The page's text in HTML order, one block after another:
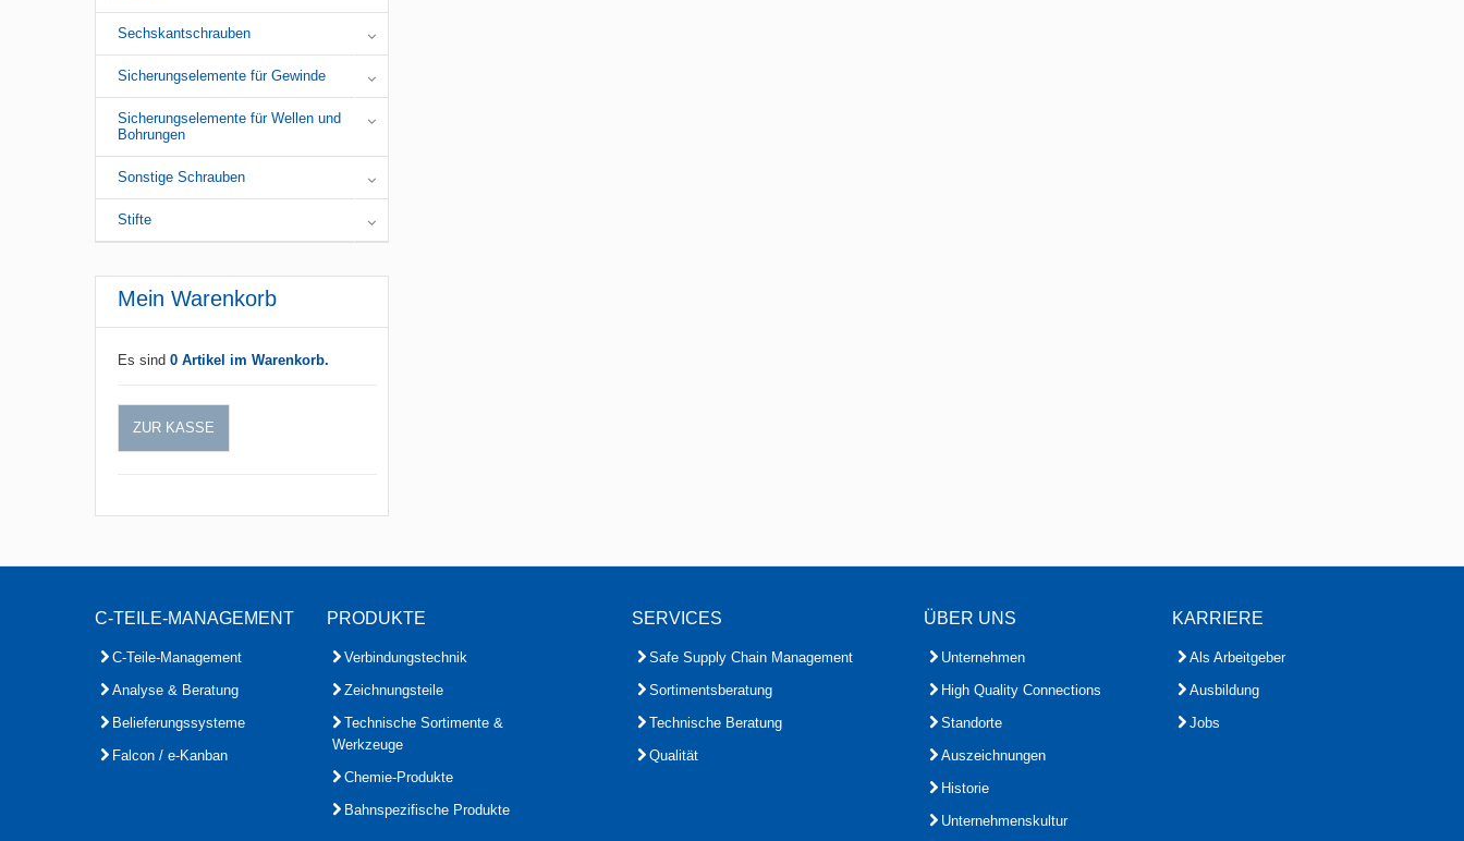
Sechskantschrauben
Sicherungselemente für Gewinde
Sicherungselemente für Wellen und
Bohrungen
Sonstige Schrauben
Stifte
Mein Warenkorb
Es sind 0 Artikel im Warenkorb.
ZUR KASSE
C-TEILE-MANAGEMENT
C-Teile-Management
Analyse & Beratung
Belieferungssysteme
Falcon / e-Kanban
PRODUKTE
Verbindungstechnik
Zeichnungsteile
Technische Sortimente &
Werkzeuge
Chemie-Produkte
Bahnspezifische Produkte
SERVICES
Safe Supply Chain Management
Sortimentsberatung
Technische Beratung
Qualität
ÜBER UNS
Unternehmen
High Quality Connections
Standorte
Auszeichnungen
Historie
Unternehmenskultur
KARRIERE
Als Arbeitgeber
Ausbildung
Jobs